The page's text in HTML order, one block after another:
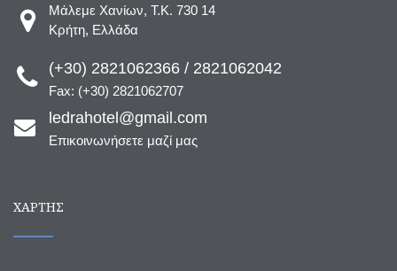
Μάλεμε Χανίων, T.K. 730 14
Κρήτη, Ελλάδα
(+30) 2821062366 / 2821062042
Fax: (+30) 2821062707
ledrahotel@gmail.com
Επικοινωνήσετε μαζί μας
ΧΆΡΤΗΣ